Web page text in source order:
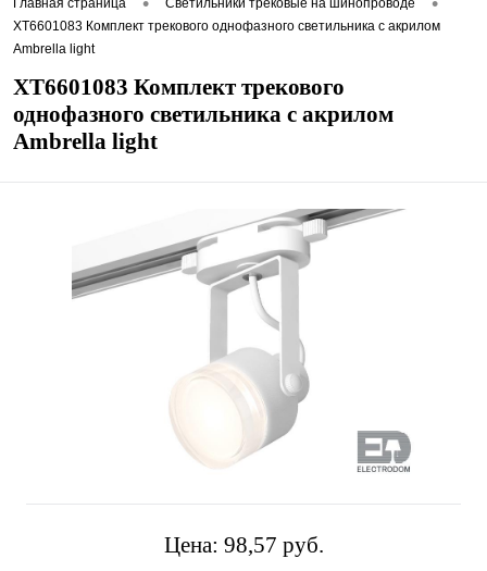
Главная страница Светильники трековые на шинопроводе
XT6601083 Комплект трекового однофазного светильника с акрилом
Ambrella light
XT6601083 Комплект трекового
однофазного светильника с акрилом
Ambrella light
Цена: 98,57 pуб.